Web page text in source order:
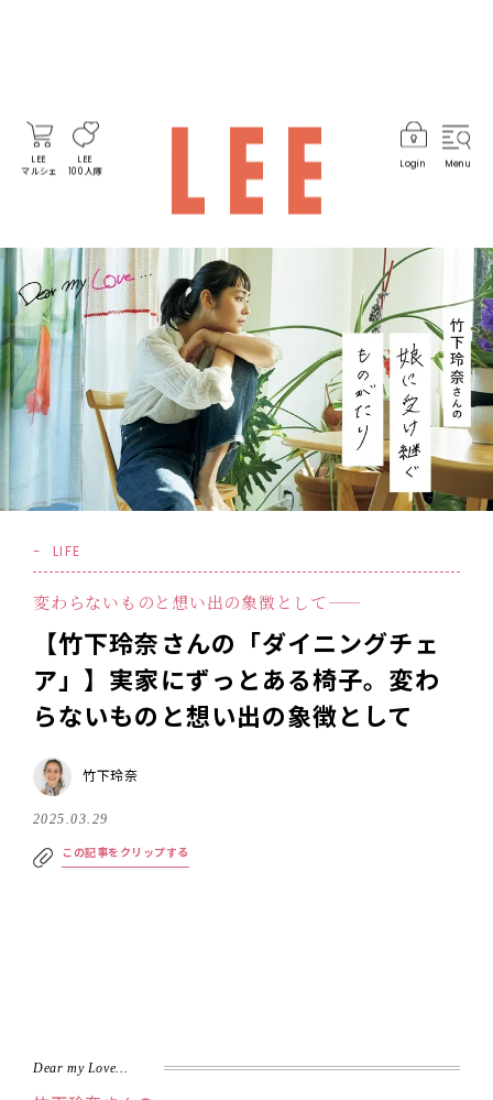
LEE
マルシェ
LEE
100人隊
Login Menu
LIFE
変わらないものと想い出の象徴として——
【竹下玲奈さんの「ダイニングチェ
ア」】実家にずっとある椅子。変わ
らないものと想い出の象徴として――
竹下玲奈
2025.03.29
この記事をクリップする
Dear my Love…